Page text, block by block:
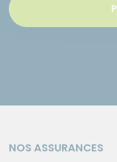
NOS ASSURANCES